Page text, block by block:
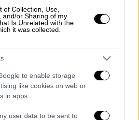
of Collection, Use,
and/or Sharing of my
Is Unrelated with the
it was collected.
to enable storage
like cookies on web or
in apps.
user data to be sent to
άσκηση πολιτικής
συγκεκριμένων
που εντείνει τα
λειτουργία του
τον βαθμό ανεξαρτησίας
την
και Νέας Αριστεράς: